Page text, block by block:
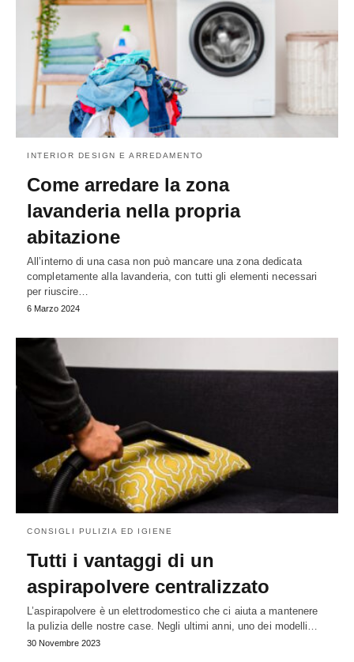
INTERIOR DESIGN E ARREDAMENTO
Come arredare la zona
lavanderia nella propria
abitazione
All’interno di una casa non può mancare una zona dedicata
completamente alla lavanderia, con tutti gli elementi necessari
per riuscire…
6 Marzo 2024
CONSIGLI PULIZIA ED IGIENE
Tutti i vantaggi di un
aspirapolvere centralizzato
L’aspirapolvere è un elettrodomestico che ci aiuta a mantenere
la pulizia delle nostre case. Negli ultimi anni, uno dei modelli…
30 Novembre 2023